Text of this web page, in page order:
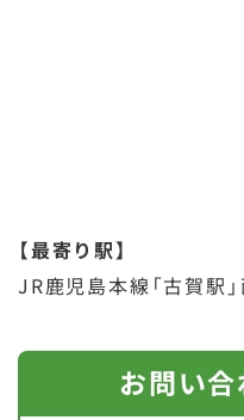
【最寄り駅】
JR鹿児島本線「古賀駅」
お問い